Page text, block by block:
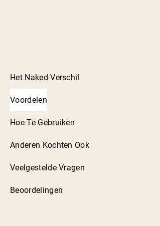
Het Naked-Verschil
Voordelen
Hoe Te Gebruiken
Anderen Kochten Ook
Veelgestelde Vragen
Beoordelingen